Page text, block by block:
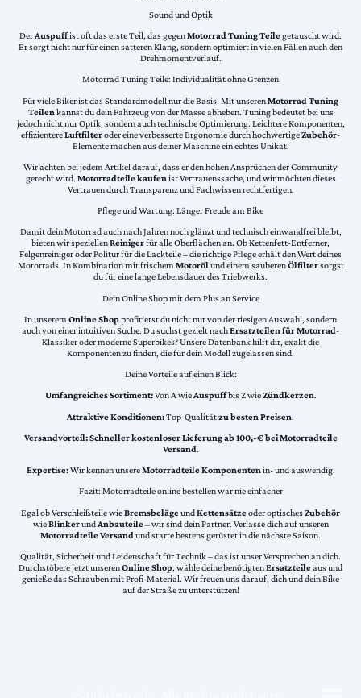
Sound und Optik
DerAuspuffist oft das erste Teil, das gegenMotorrad Tuning Teilegetauscht wird.
Er sorgt nicht nur für einen satteren Klang, sondern optimiert in vielen Fällen auch den
Drehmomentverlauf.
Motorrad Tuning Teile: Individualität ohne Grenzen
Für viele Biker ist das Standardmodell nur die Basis. Mit unserenMotorrad Tuning
Teilen kannst du dein Fahrzeug von der Masse abheben. Tuning bedeutet bei uns
jedoch nicht nur Optik, sondern auch technische Optimierung. Leichtere Komponenten,
effizientereLuftfilteroder eine verbesserte Ergonomie durch hochwertigeZubehör-
Elemente machen aus deiner Maschine ein echtes Unikat.
Wir achten bei jedem Artikel darauf, dass er den hohen Ansprüchen der Community
gerecht wird. Motorradteile kaufen ist Vertrauenssache, und wir möchten dieses
Vertrauen durch Transparenz und Fachwissen rechtfertigen.
Pflege und Wartung: Länger Freude am Bike
Damit dein Motorrad auch nach Jahren noch glänzt und technisch einwandfrei bleibt,
bieten wir speziellenReinigerfür alle Oberflächen an. Ob Kettenfett-Entferner,
Felgenreiniger oder Politur für die Lackteile – die richtige Pflege erhält den Wert deines
Motorrads. In Kombination mit frischemMotorölund einem sauberenÖlfiltersorgst
du für eine lange Lebensdauer des Triebwerks.
Dein Online Shop mit dem Plus an Service
In unserem Online Shopprofitierst du nicht nur von der riesigen Auswahl, sondern
auch von einer intuitiven Suche. Du suchst gezielt nachErsatzteilen für Motorrad-
Klassiker oder moderne Superbikes? Unsere Datenbank hilft dir, exakt die
Komponenten zu finden, die für dein Modell zugelassen sind.
Deine Vorteile auf einen Blick:
Umfangreiches Sortiment:Von A wieAuspuffbis Z wieZündkerzen.
Attraktive Konditionen:Top-Qualitätzu besten Preisen.
Versandvorteil:Schneller kostenloser Lieferung ab 100,-€ bei Motorradteile
Versand.
Expertise:Wir kennen unsereMotorradteile Komponentenin- und auswendig.
Fazit: Motorradteile online bestellen war nie einfacher
Egal ob Verschleißteile wieBremsbelägeundKettensätzeoder optischesZubehör
wieBlinkerundAnbauteile– wir sind dein Partner. Verlasse dich auf unseren
Motorradteile Versand und starte bestens gerüstet in die nächste Saison.
Qualität, Sicherheit und Leidenschaft für Technik – das ist unser Versprechen an dich.
Durchstöbere jetzt unserenOnline Shop, wähle deine benötigtenErsatzteileaus und
genieße das Schrauben mit Profi-Material. Wir freuen uns darauf, dich und dein Bike
auf der Straße zu unterstützen!